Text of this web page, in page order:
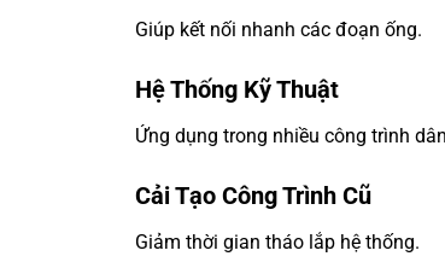
Giúp kết nối nhanh các đoạn ống.
Hệ Thống Kỹ Thuật
Ứng dụng trong nhiều công trình
Cải Tạo Công Trình Cũ
Giảm thời gian tháo lắp hệ thống.